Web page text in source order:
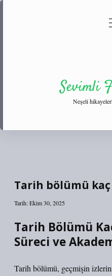
Gizlilik
Sevimli
Neşeli
Tarih bölümü kaç
Tarih: Ekim 30, 2025
Tarih Bölümü
Süreci ve
Tarih bölümü, geçmişin